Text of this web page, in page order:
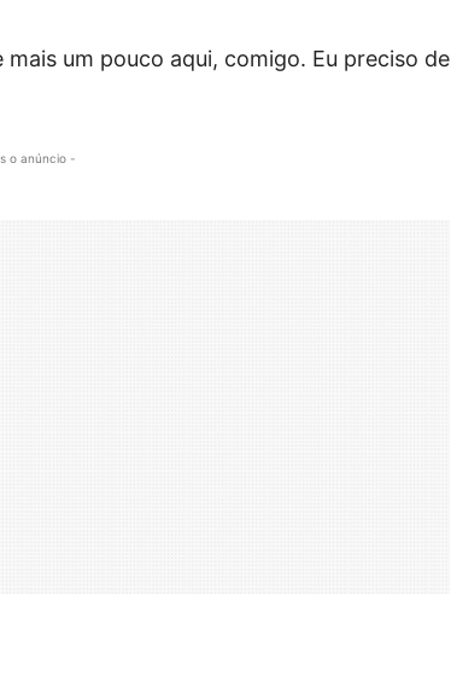
um pouco aqui, comigo. Eu preciso de
o anúncio -